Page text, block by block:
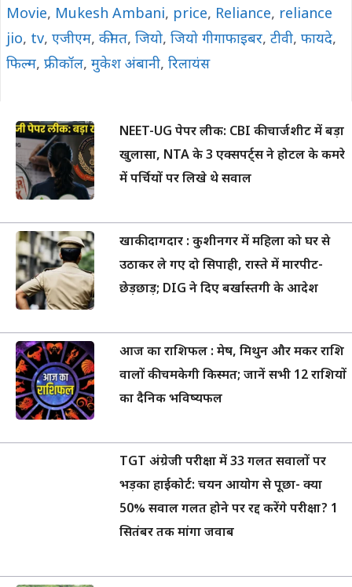
Movie, Mukesh Ambani, price, Reliance, reliance
jio, tv, एजीएम, कीमत, जियो, जियो गीगाफाइबर, टीवी, फायदे,
फिल्म, फ्री कॉल, मुकेश अंबानी, रिलायंस
NEET-UG पेपर लीक: CBI की चार्जशीट में बड़ा
खुलासा, NTA के 3 एक्सपर्ट्स ने होटल के कमरे
में पर्चियों पर लिखे थे सवाल
खाकी दागदार : कुशीनगर में महिला को घर से
उठाकर ले गए दो सिपाही, रास्ते में मारपीट-
छेड़छाड़; DIG ने दिए बर्खास्तगी के आदेश
आज का राशिफल : मेष, मिथुन और मकर राशि
वालों की चमकेगी किस्मत; जानें सभी 12 राशियों
का दैनिक भविष्यफल
TGT अंग्रेजी परीक्षा में 33 गलत सवालों पर
भड़का हाईकोर्ट: चयन आयोग से पूछा- क्या
50% सवाल गलत होने पर रद्द करेंगे परीक्षा? 1
सितंबर तक मांगा जवाब